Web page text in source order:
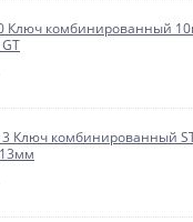
Ключ комбинированный
Ключ комбинированный
13мм